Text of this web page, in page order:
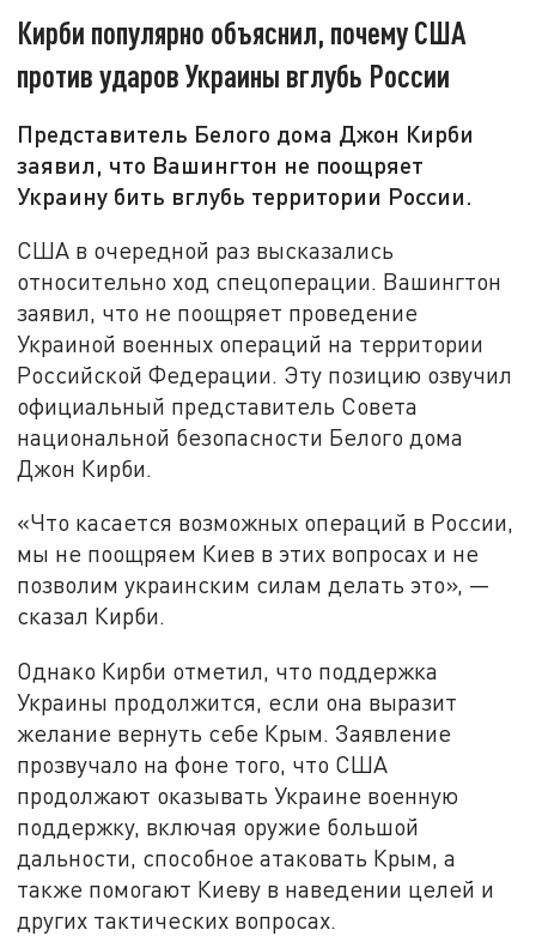
Кирби популярно объяснил, почему США
против ударов Украины вглубь России
Представитель Белого дома Джон Кирби
заявил, что Вашингтон не поощряет
Украину бить вглубь территории России.
США в очередной раз высказались
относительно ход спецоперации. Вашингтон
заявил, что не поощряет проведение
Украиной военных операций на территории
Российской Федерации. Эту позицию озвучил
официальный представитель Совета
национальной безопасности Белого дома
Джон Кирби.
«Что касается возможных операций в России,
мы не поощряем Киев в этих вопросах и не
позволим украинским силам делать это», —
сказал Кирби.
Однако Кирби отметил, что поддержка
Украины продолжится, если она выразит
желание вернуть себе Крым. Заявление
прозвучало на фоне того, что США
продолжают оказывать Украине военную
поддержку, включая оружие большой
дальности, способное атаковать Крым, а
также помогают Киеву в наведении целей и
других тактических вопросах.